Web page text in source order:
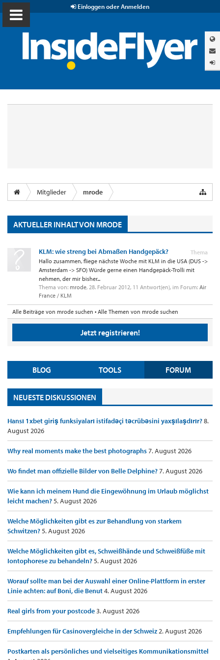
Einloggen oder Anmelden
Mitglieder mrode
AKTUELLER INHALT VON MRODE
Thema
KLM: wie streng bei Abmaßen Handgepäck?
Hallo zusammen, fliege nächste Woche mit KLM in die USA (DUS ->
Amsterdam -> SFO) Würde gerne einen Handgepäck-Trolli mit
nehmen, der mir bisher...
Thema von: mrode, 28. Februar 2012, 11 Antwort(en), im Forum: Air
France / KLM
Alle Beiträge von mrode suchen Alle Themen von mrode suchen
Jetzt registrieren!
BLOG TOOLS FORUM
NEUESTE DISKUSSIONEN
Hansı 1xbet giriş funksiyaları istifadəçi təcrübəsini yaxşılaşdırır?8.
August 2026
Why real moments make the best photographs7. August 2026
Wo findet man offizielle Bilder von Belle Delphine?7. August 2026
Wie kann ich meinem Hund die Eingewöhnung im Urlaub möglichst
leicht machen?5. August 2026
Welche Möglichkeiten gibt es zur Behandlung von starkem
Schwitzen?5. August 2026
Welche Möglichkeiten gibt es, Schweißhände und Schweißfüße mit
Iontophorese zu behandeln?5. August 2026
Worauf sollte man bei der Auswahl einer Online-Plattform in erster
Linie achten: auf Boni, die Benut4. August 2026
Real girls from your postcode3. August 2026
Empfehlungen für Casinovergleiche in der Schweiz2. August 2026
Postkarten als persönliches und vielseitiges Kommunikationsmittel